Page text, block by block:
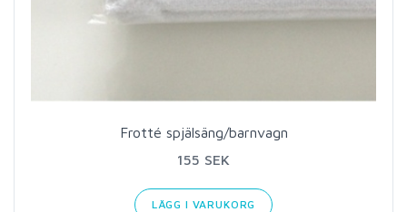
Frotté spjälsäng/barnvagn
155 SEK
LÄGG I VARUKORG